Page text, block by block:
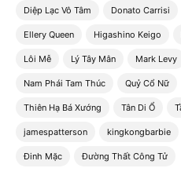
Diệp Lạc Vô Tâm Donato Carrisi
Ellery Queen Higashino Keigo
Lôi Mễ Lý Tây Mân Mark Levy
Nam Phái Tam Thúc Quỷ Cổ Nữ
Thiên Hạ Bá Xướng Tân Di Ổ
jamespatterson kingkongbarbie
Đinh Mặc Đường Thất Công Tử